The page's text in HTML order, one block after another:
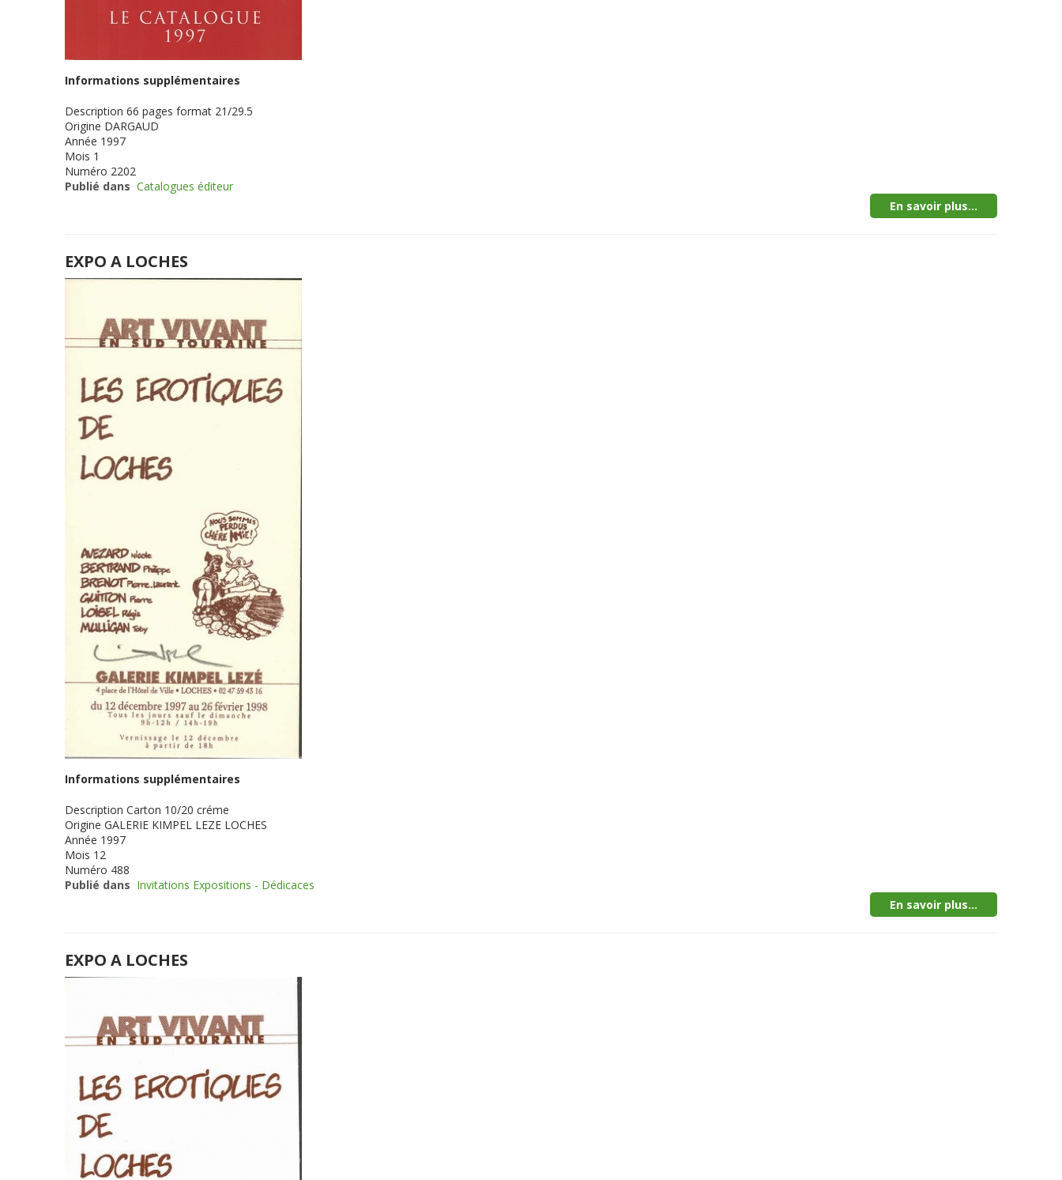
Informations supplémentaires
Description 66 pages format 21/29.5
Origine DARGAUD
Année 1997
Mois 1
Numéro 2202
Publié dans Catalogues éditeur
En savoir plus...
EXPO A LOCHES
Informations supplémentaires
Description Carton 10/20 créme
Origine GALERIE KIMPEL LEZE LOCHES
Année 1997
Mois 12
Numéro 488
Publié dans Invitations Expositions - Dédicaces
En savoir plus...
EXPO A LOCHES